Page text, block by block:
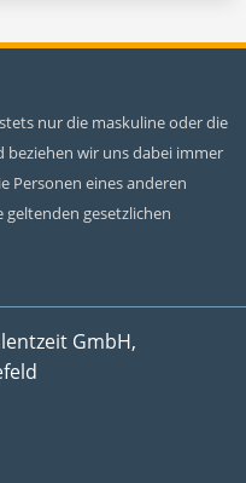
nur die maskuline oder die
wir uns dabei immer
Personen eines anderen
geltenden gesetzlichen
GmbH,